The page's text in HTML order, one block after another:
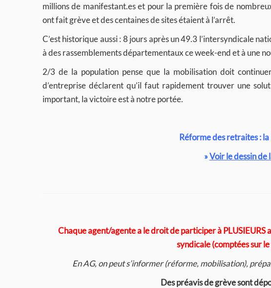
millions de manifestant.es et pour la première fois de
ont fait grève et des centaines de sites étaient à l’arrêt.
C’est historique aussi : 8 jours après un 49.3 l’intersyndicale
à des rassemblements départementaux ce week-end et à une
2/3 de la population pense que la mobilisation doit
d’entreprise déclarent qu’il faut rapidement trouver une
important, la victoire est à notre portée.
Réforme des retraites :
»Voir le dessin de
Chaque agent/agente a le droit de participer à PLUSIEURS
syndicale (comptées sur
En AG, on peut s’informer (réforme, mobilisation),
Des préavis de grève sont